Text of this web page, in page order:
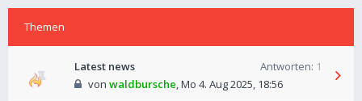
Themen
Latest news Antworten: 1
von waldbursche,Mo 4. Aug 2025, 18:56